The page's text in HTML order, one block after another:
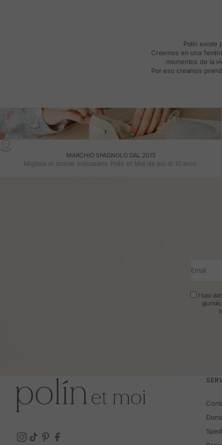
Polín existe
Creemos en una
momentos de la
Por eso creamos
MARCHIO SPAGNOLO DAL 2015
Migliaia di donne indossano Polin et Moi da più di 10 anni.
Email
I tuoi